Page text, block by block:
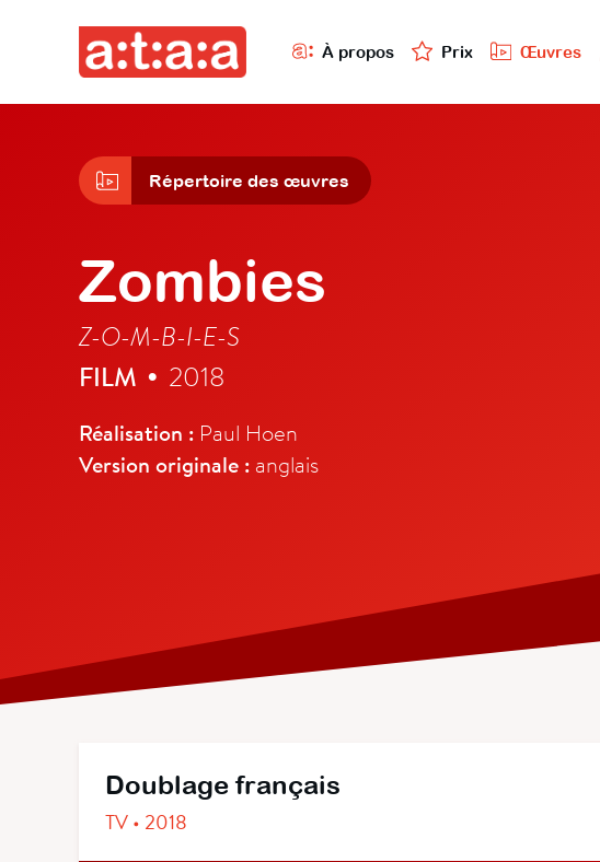
À propos Prix Œuvres
Répertoire des œuvres
Zombies
Z-O-M-B-I-E-S
FILM • 2018
Réalisation : Paul Hoen
Version originale : anglais
Doublage français
TV • 2018